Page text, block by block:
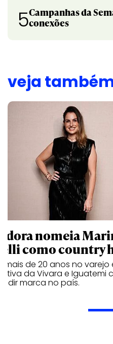
5Campanhas da
conexões
veja
nomeia
como country
mais de 20 anos no varejo
da Vivara e Iguatemi
marca no país.